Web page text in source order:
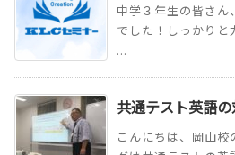
中学３年生の皆さ
でした！しっかりと
...
共通テスト英語
こんにちは、岡山校